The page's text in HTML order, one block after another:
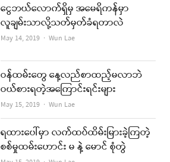
ငွေဘယ်လောက်ရှိမှ အမေရိကန်မှာ
လူချမ်းသာလို့သတ်မှတ်ခံရတာလဲ
May 14, 2019 Author
Wun Lae
ဝန်ထမ်းတွေ နေ့လည်စာထည့်မလာဘဲ
ဝယ်စားရတဲ့အကြောင်းရင်းများ
May 15, 2019 Author
Wun Lae
ရထားပေါ်မှာ လက်ထပ်ထိမ်းမြားခဲ့ကြတဲ့
စစ်မှုထမ်းဟောင်း မ နဲ့ မောင် စုံတွဲ